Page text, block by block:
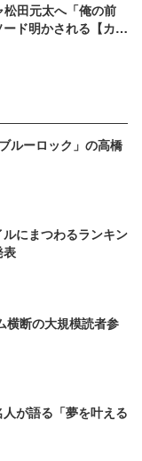
田元太へ「俺の前
ド明かされる【カラ
ルーロック」の高橋
にまつわるランキン
表
横断の大規模読者参
が語る「夢を叶える